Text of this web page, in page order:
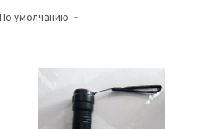
По умолчанию